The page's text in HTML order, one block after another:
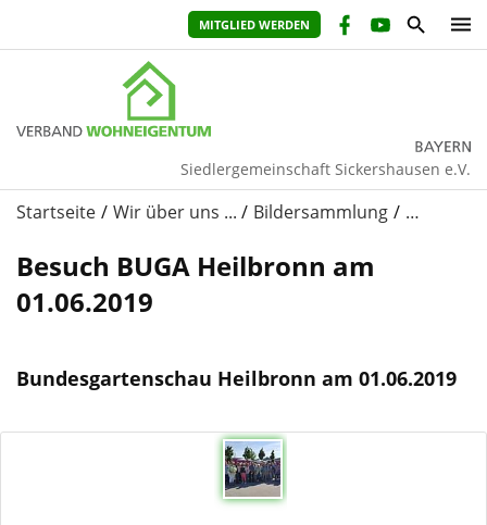
MITGLIED WERDEN
Siedlergemeinschaft Sickershausen e.V.
Startseite Wir über uns ... Bildersammlung …
Besuch BUGA Heilbronn am
01.06.2019
Bundesgartenschau Heilbronn am 01.06.2019